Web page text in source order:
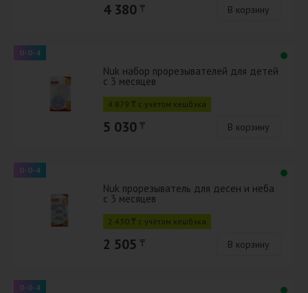
4 380 ₸ В корзину
0-0-4
Nuk набор прорезывателей для детей
с 3 месяцев
4 879 ₸ с учётом кешбэка
5 030 ₸ В корзину
0-0-4
Nuk прорезыватель для десен и неба
с 3 месяцев
2 430 ₸ с учётом кешбэка
2 505 ₸ В корзину
0-0-4